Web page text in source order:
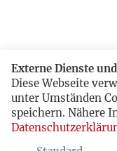
Externe Dienste
Diese Webseite
unter Umständen
speichern. Nähere